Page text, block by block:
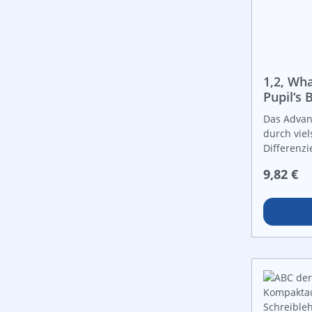
1,2,
Pupil‘s
Das
durch
und die
tasks
gemacht.
9,82 €